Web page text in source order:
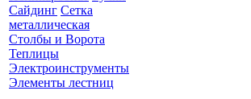
Сайдинг Сетка
металлическая
Столбы и Ворота
Теплицы
Электроинструменты
Элементы лестниц